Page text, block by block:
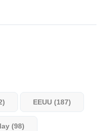
EEUU (187)
(98)